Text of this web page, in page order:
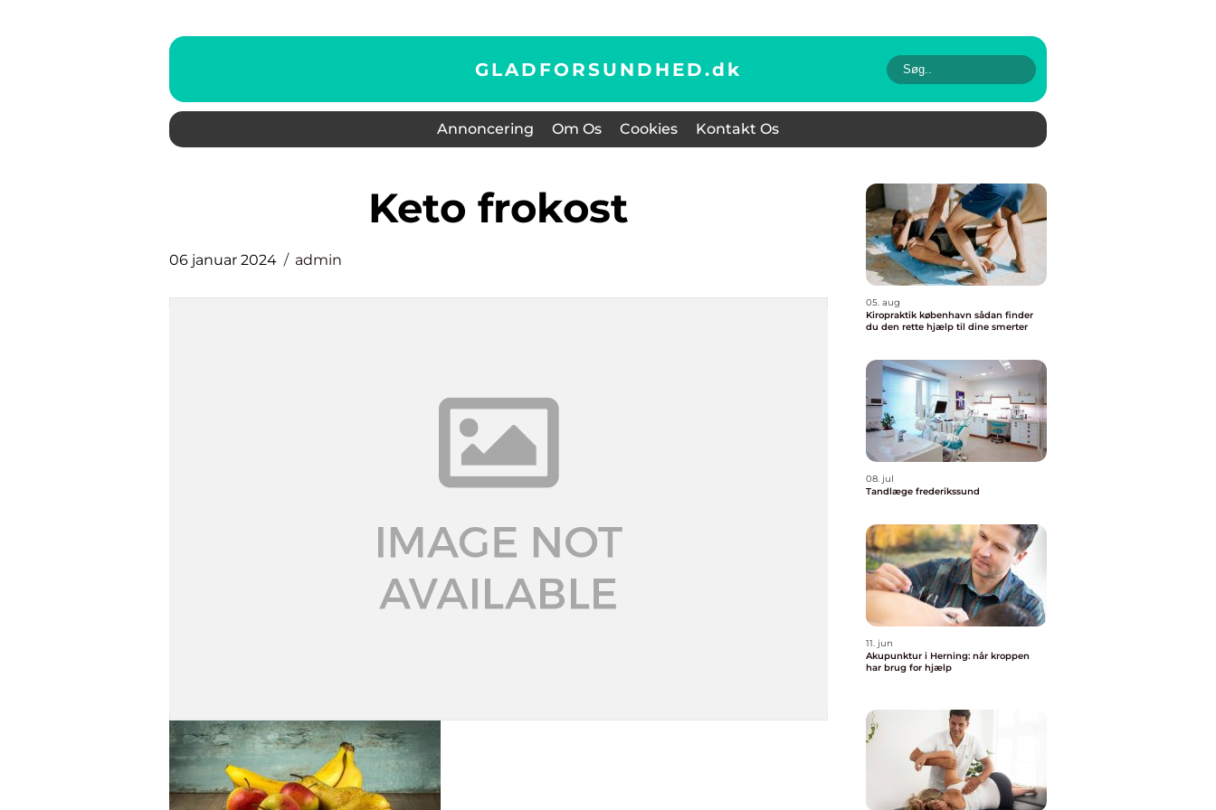
GLADFORSUNDHED.dk
Annoncering Om Os Cookies Kontakt Os
keto frokost
06 januar 2024 admin
05. aug
Kiropraktik københavn sådan finder
du den rette hjælp til dine smerter
08. jul
Tandlæge frederikssund
11. jun
Akupunktur i Herning: når kroppen
har brug for hjælp